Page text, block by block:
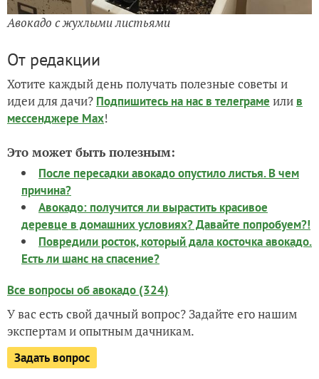
Авокадо с жухлыми листьями
От редакции
Хотите каждый день получать полезные советы и
идеи для дачи? Подпишитесь на нас в телеграме или в
мессенджере Max!
Это может быть полезным:
После пересадки авокадо опустило листья. В чем
причина?
Авокадо: получится ли вырастить красивое
деревце в домашних условиях? Давайте попробуем?!
Повредили росток, который дала косточка авокадо.
Есть ли шанс на спасение?
Все вопросы об авокадо (324)
У вас есть свой дачный вопрос? Задайте его нашим
экспертам и опытным дачникам.
Задать вопрос